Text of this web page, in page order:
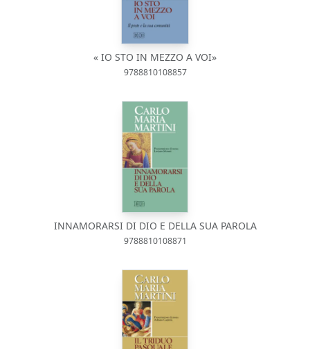
« IO STO IN MEZZO A VOI»
9788810108857
INNAMORARSI DI DIO E DELLA SUA PAROLA
9788810108871